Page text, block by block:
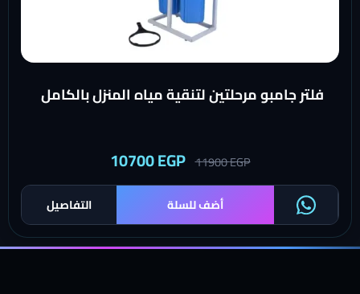
فلتر جامبو مرحلتين لتنقية مياه المنزل بالكامل
11900EGP
10700EGP
التفاصيل أضف للسلة